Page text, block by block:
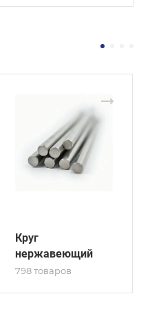
Круг
нержавеющий
798 товаров